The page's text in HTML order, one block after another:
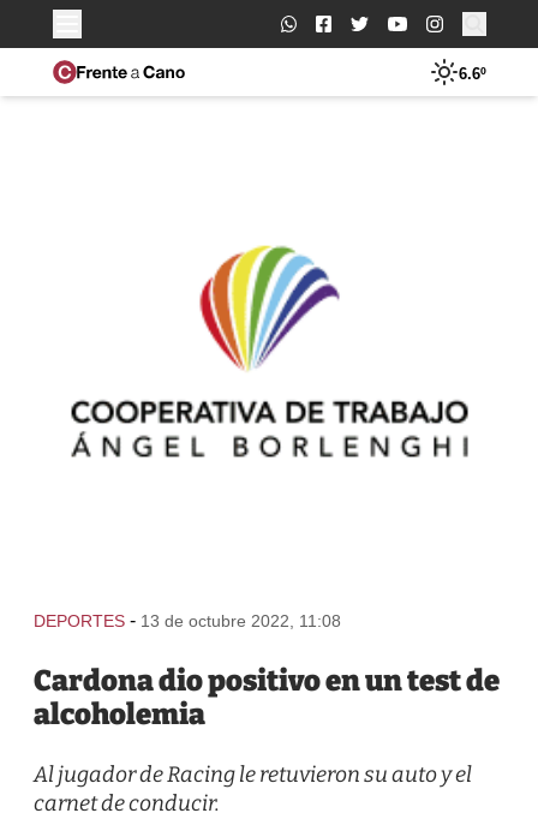
Buscar:
6.6º
DEPORTES - 13 de octubre 2022, 11:08
Cardona dio positivo en un test de
alcoholemia
Al jugador de Racing le retuvieron su auto y el
carnet de conducir.